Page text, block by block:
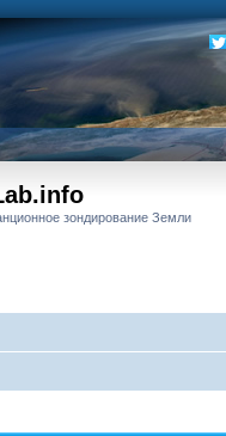
зондирование Земли